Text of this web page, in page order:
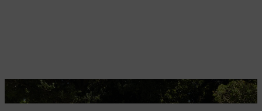
Ein sonniger Ort ist perfekt für Wildblumen auf der Wiese.